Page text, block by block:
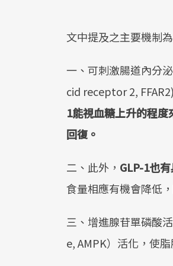
文中提及之主要機制
一、可刺激腸道內分
cid receptor 2,
1能視血糖上升的程度
回復。
二、此外， GLP-1也
食量相應有機會降低
三、增進腺苷單磷酸
e, AMPK）活化，使